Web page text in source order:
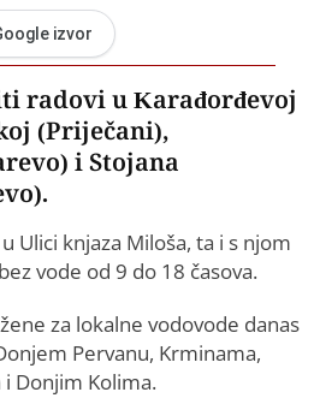
izvor
radovi u Karađorđevoj
(Priječani),
i Stojana
Ulici knjaza Miloša, ta i s njom
vode od 9 do 18 časova.
za lokalne vodovode danas
Pervanu, Krminama,
i Donjim Kolima.